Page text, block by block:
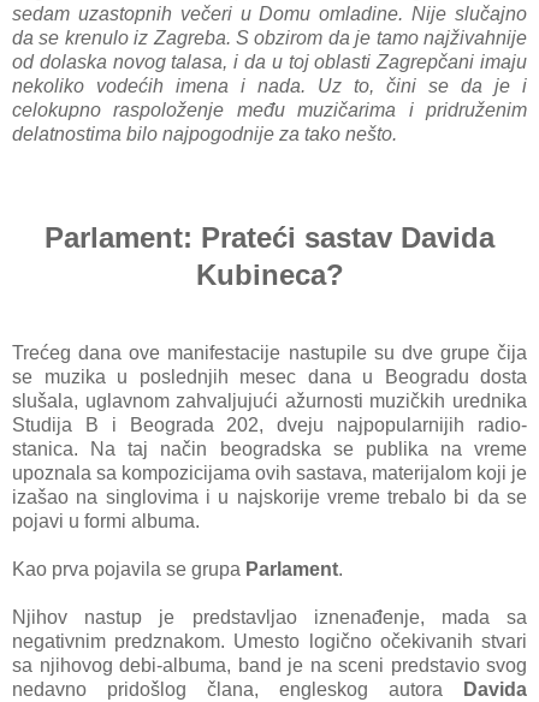
sedam uzastopnih večeri u Domu omladine. Nije slučajno
da se krenulo iz Zagreba. S obzirom da je tamo najživahnije
od dolaska novog talasa, i da u toj oblasti Zagrepčani imaju
nekoliko vodećih imena i nada. Uz to, čini se da je i
celokupno raspoloženje među muzičarima i pridruženim
delatnostima bilo najpogodnije za tako nešto.
Parlament: Prateći sastav Davida
Kubineca?
Trećeg dana ove manifestacije nastupile su dve grupe čija
se muzika u poslednjih mesec dana u Beogradu dosta
slušala, uglavnom zahvaljujući ažurnosti muzičkih urednika
Studija B i Beograda 202, dveju najpopularnijih radio-
stanica. Na taj način beogradska se publika na vreme
upoznala sa kompozicijama ovih sastava, materijalom koji je
izašao na singlovima i u najskorije vreme trebalo bi da se
pojavi u formi albuma.
Kao prva pojavila se grupa Parlament.
Njihov nastup je predstavljao iznenađenje, mada sa
negativnim predznakom. Umesto logično očekivanih stvari
sa njihovog debi-albuma, band je na sceni predstavio svog
nedavno pridošlog člana, engleskog autora
Davida